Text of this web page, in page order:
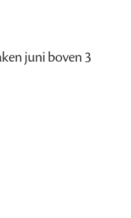
juni boven 3